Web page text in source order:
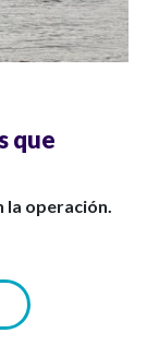
que
la operación.